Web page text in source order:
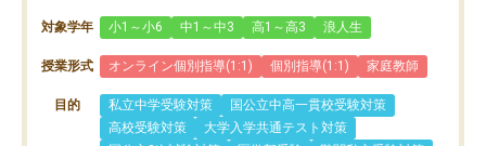
対象学年 小1～小6 中1～中3 高1～高3 浪人生
授業形式 オンライン個別指導(1:1) 個別指導(1:1) 家庭教師
目的 私立中学受験対策
国公立中高一貫校受験対策
高校受験対策
大学入学共通テスト対策